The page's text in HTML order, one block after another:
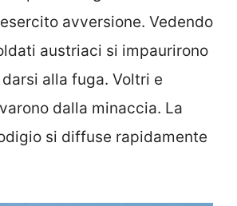
avversione. Vedendo
austriaci si impaurirono
alla fuga. Voltri e
dalla minaccia. La
si diffuse rapidamente